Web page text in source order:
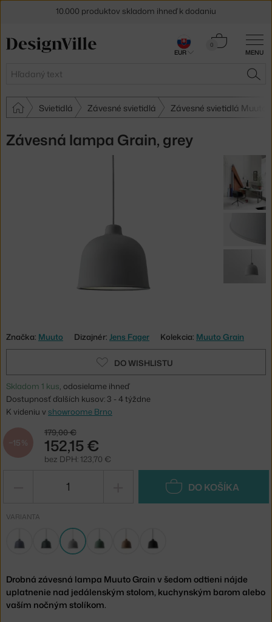
MENU
Hľadať
0
Košík
Svietidlá Závesné svietidlá Závesné svietidlá Muuto
Závesná lampa Grain, grey
Značka: Muuto Dizajnér: Jens Fager Kolekcia: Muuto Grain
DO WISHLISTU
Skladom 1 kus, odosielame ihneď
Dostupnosť ďalších kusov: 3 - 4 týždne
K videniu v showroome Brno
−15 %
179,00 €
152,15 €
bez DPH: 123,70 €
DO KOŠÍKA
VARIANTA
Drobná závesná lampa Muuto Grain v šedom odtieni nájde
uplatnenie nad jedálenským stolom, kuchynským barom alebo
vaším nočným stolíkom.
10.000 produktov skladom ihneď k dodaniu
30 dní na vrátenie tovaru
EUR